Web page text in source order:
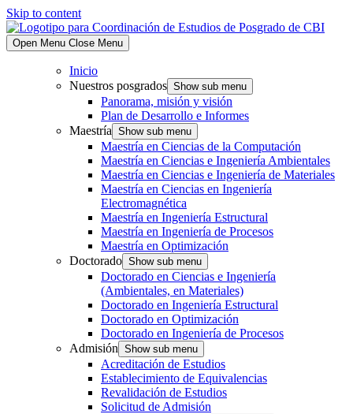
Skip to content
Open Menu Close Menu
Inicio
Nuestros posgrados Show sub menu
Panorama, misión y visión
Plan de Desarrollo e Informes
Maestría Show sub menu
Maestría en Ciencias de la Computación
Maestría en Ciencias e Ingeniería Ambientales
Maestría en Ciencias e Ingeniería de Materiales
Maestría en Ciencias en Ingeniería
Electromagnética
Maestría en Ingeniería Estructural
Maestría en Ingeniería de Procesos
Maestría en Optimización
Doctorado Show sub menu
Doctorado en Ciencias e Ingeniería
(Ambientales, en Materiales)
Doctorado en Ingeniería Estructural
Doctorado en Optimización
Doctorado en Ingeniería de Procesos
Admisión Show sub menu
Acreditación de Estudios
Establecimiento de Equivalencias
Revalidación de Estudios
Solicitud de Admisión